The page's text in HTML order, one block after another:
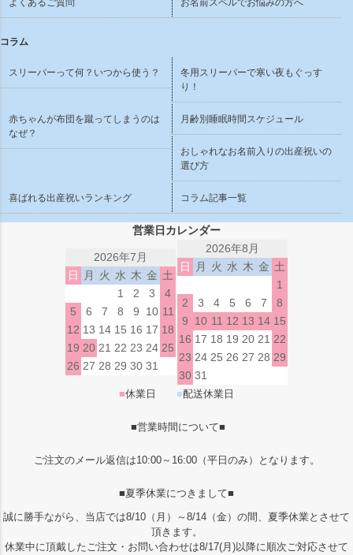
よくあるご質問 お名前スペルでお悩みの方へ
コラム
スリーパーって何？いつから使う？
冬用スリーパーで寒い夜もぐっす
り！
赤ちゃんが布団を蹴ってしまうのは
なぜ？
月齢別睡眠時間スケジュール
おしゃれなお名前入りの出産祝いの
選び方
喜ばれる出産祝いランキング コラム記事一覧
営業日カレンダー
2026年7月
日
月 火 水 木 金 土
1
2 3
4
5
6 7 8 9 10 11
12 13 14 15 16 17 18
19 20 21 22 23 24 25
26 27 28 29 30 31
2026年8月
日
月 火 水 木 金 土
1
2
3 4 5 6 7
8
9
10 11 12 13 14 15
16 17 18 19 20 21 22
23 24 25 26 27 28 29
30 31
■休業日 ■配送休業日
■営業時間について■
ご注文のメール返信は10:00～16:00（平日のみ）となります。
■夏季休業につきまして■
誠に勝手ながら、当店では8/10（月）～8/14（金）の間、夏季休業とさせて
頂きます。
休業中に頂戴したご注文・お問い合わせは8/17(月)以降に順次ご対応させて